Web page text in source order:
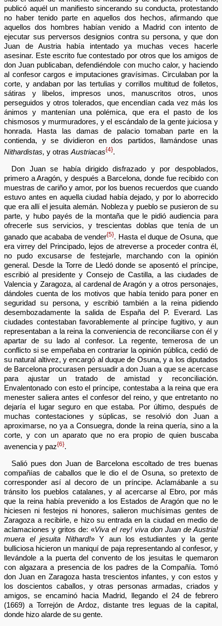
publicó aquél un manifiesto sincerando su conducta, protestando
no haber tenido parte en aquellos dos hechos, afirmando que
aquellos dos hombres habían venido a Madrid con intento de
ejecutar sus perversos designios contra su persona, y que don
Juan de Austria había intentado ya muchas veces hacerle
asesinar. Este escrito fue contestado por otros que los amigos de
don Juan publicaban, defendiéndole con mucho calor, y haciendo
al confesor cargos e imputaciones gravísimas. Circulaban por la
corte, y andaban por las tertulias y corrillos multitud de folletos,
sátiras y libelos, impresos unos, manuscritos otros, unos
perseguidos y otros tolerados, que encendían cada vez más los
ánimos y mantenían una polémica, que era el pasto de los
chismosos y murmuradores, y el escándalo de la gente juiciosa y
honrada. Hasta las damas de palacio tomaban parte en la
contienda, y se dividieron en dos partidos, llamándose unas
Nithardistas, y otrasAustriacas{4}.
Don Juan se había dirigido disfrazado y por despoblados,
primero a Aragón, y después a Barcelona, donde fue recibido con
muestras de cariño y amor, por los buenos recuerdos que cuando
estuvo antes en aquella ciudad había dejado, y por lo aborrecido
que era allí el jesuita alemán. Nobleza y pueblo se pusieron de su
parte, y hubo payés de la montaña que le pidió audiencia para
ofrecerle sus servicios, y trescientas doblas que tenía de un
ganado que acababa de vender{5}. Hasta el duque de Osuna, que
era virrey del Principado, lejos de atreverse a proceder contra él,
no pudo excusarse de festejarle, marchando con la opinión
general. Desde la Torre de Lledó donde se aposentó el príncipe,
escribió al presidente y Consejo de Castilla, a las ciudades de
Valencia y Zaragoza, al cardenal de Aragón y a otros personajes,
dándoles cuenta de los motivos que había tenido para poner en
seguridad su persona, y escribió también a la reina pidiendo
desembozadamente la salida de España del P. Everard. Las
ciudades contestaban favorablemente al príncipe fugitivo, y aun
representaban a la reina la conveniencia de reconciliarse con él y
apartar de su lado al confesor. La regente, temerosa de un
conflicto si se empeñaba en contrariar la opinión pública, cedió de
su natural altivez, y encargó al duque de Osuna, y a los diputados
de Barcelona procurasen persuadir a don Juan a que se acercase
para ajustar un tratado de amistad y reconciliación.
Envalentonado con esto el príncipe, contestaba a la reina que era
menester saliera antes el confesor del reino, y que entretanto no
dejaría el lugar seguro en que estaba. Por último, después de
muchas contestaciones y súplicas, se resolvió don Juan a
aproximarse, no ya a Consuegra, donde la reina quería, sino a la
corte, y con un aparato que no era propio de quien buscaba
avenencia y paz{6}.
Salió pues don Juan de Barcelona escoltado de tres buenas
compañías de caballos que le dio el de Osuna, so pretexto de
corresponder así al decoro de un príncipe. Aclamábanle a su
tránsito los pueblos catalanes, y al acercarse al Ebro, por más
que la reina había prevenido a los Estados de Aragón que no le
hiciesen ni festejos ni honores, salieron muchísimas gentes de
Zaragoza a recibirle, e hizo su entrada en la ciudad en medio de
aclamaciones y gritos de: «Viva el rey! viva don Juan de Austria!
muera el jesuita Nithard!» Y aun los estudiantes y la gente
bulliciosa hicieron un maniquí de paja representando al confesor, y
llevándole a la puerta del convento de los jesuitas le quemaron
con algazara a presencia de los padres de la Compañía. Tomó
don Juan en Zaragoza hasta trescientos infantes, y con estos y
los doscientos caballos, y otras personas armadas, criados y
amigos, se encaminó hacia Madrid, llegando el 24 de febrero
(1669) a Torrejón de Ardoz, distante tres leguas de la capital,
donde hizo alarde de su gente.